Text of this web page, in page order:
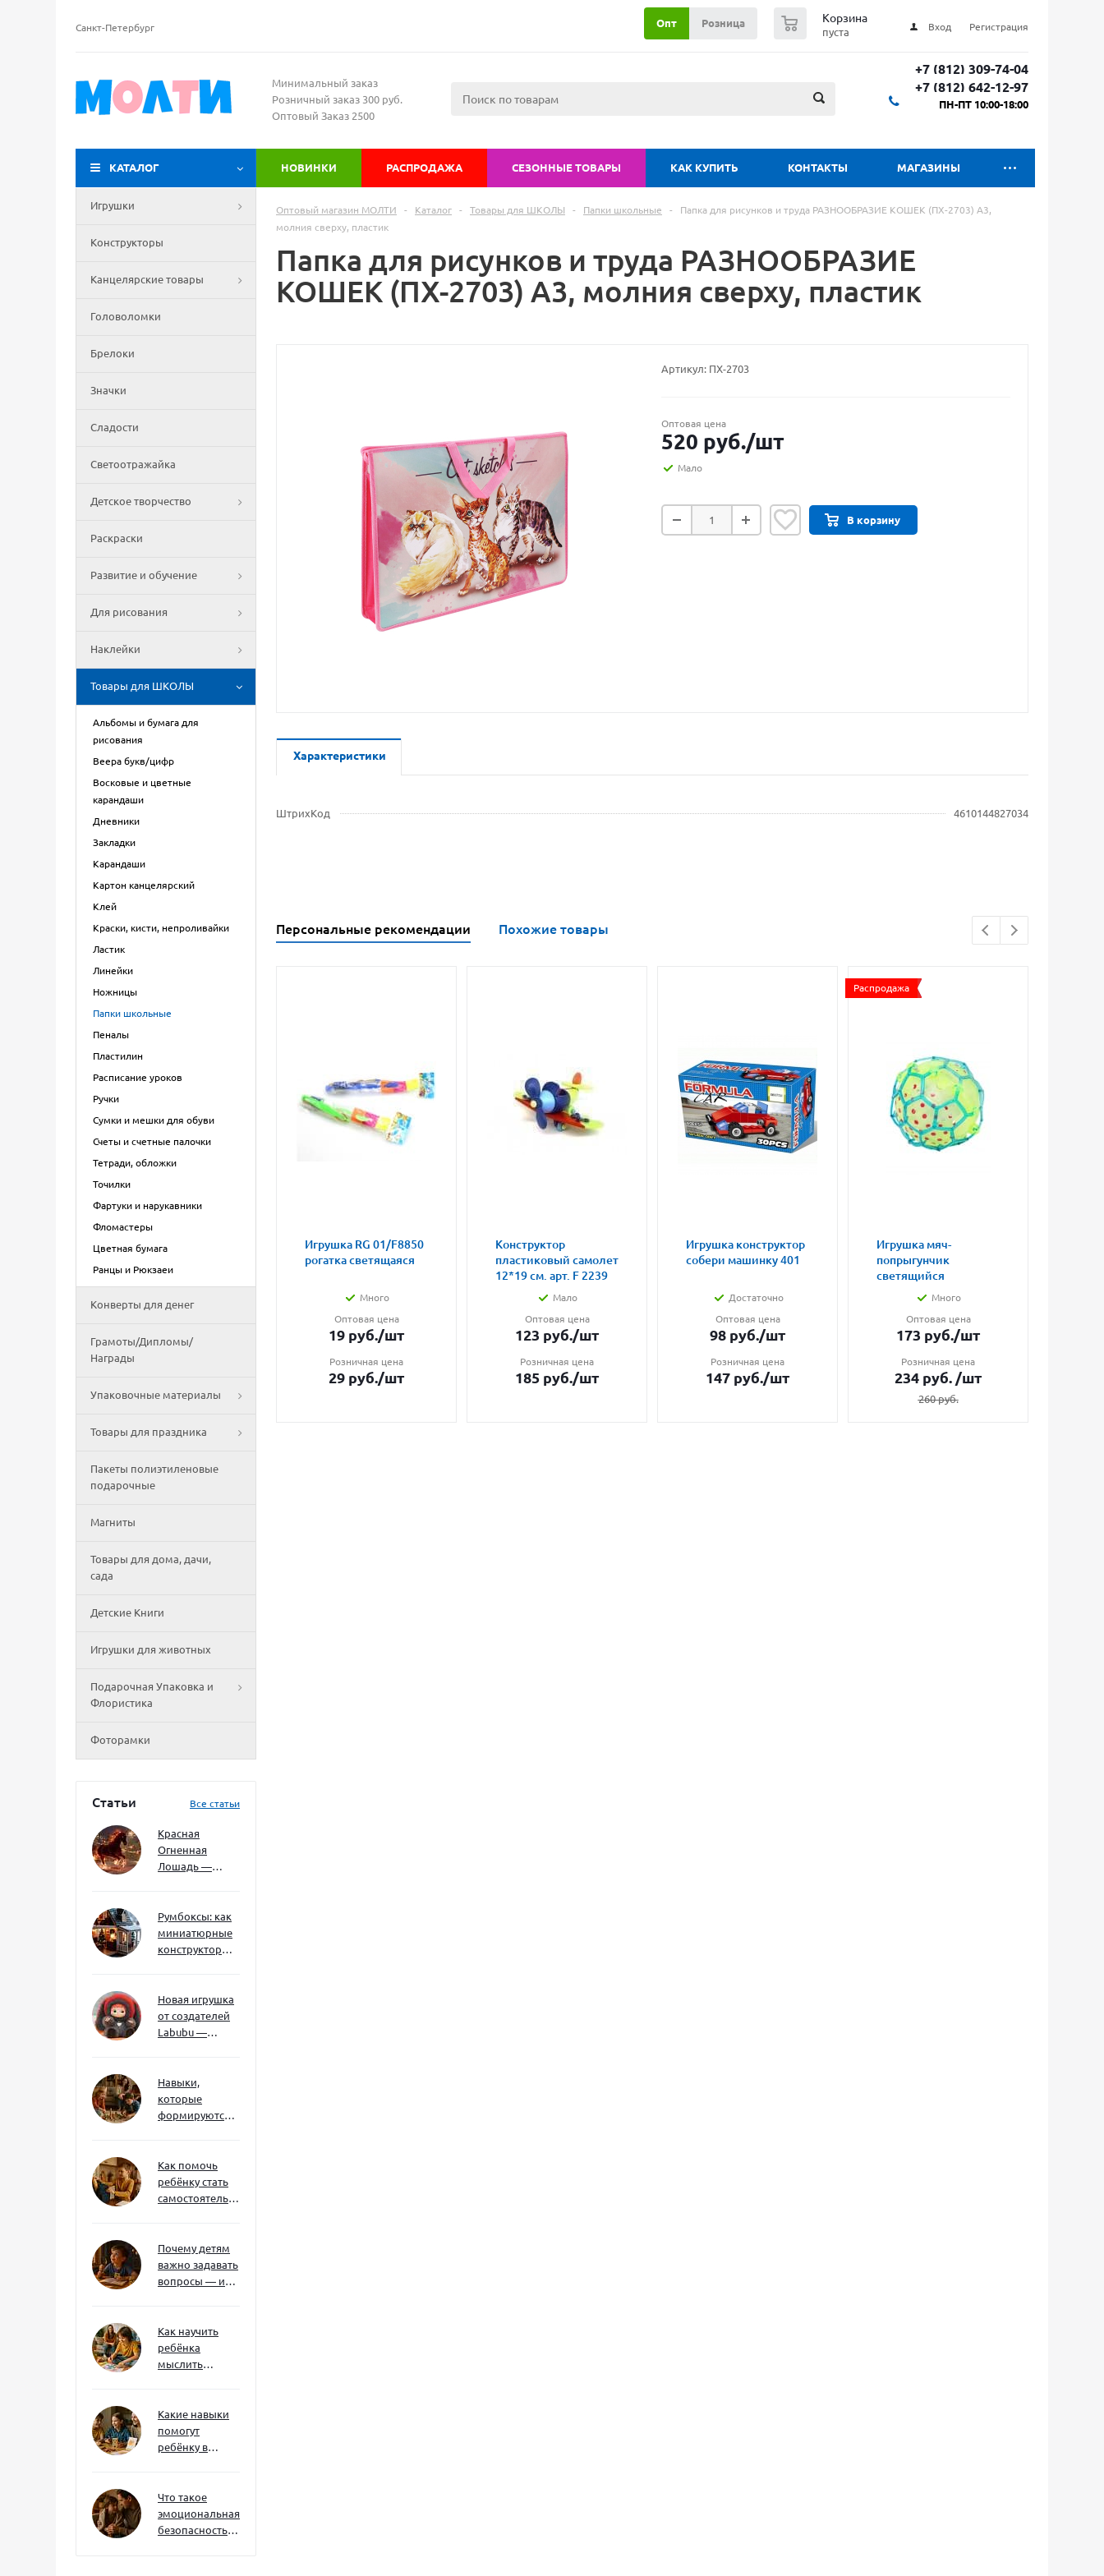
Санкт-Петербург Вход Регистрация
Корзина
пуста
Опт Розница
Минимальный заказ
Розничный заказ 300 руб.
Оптовый Заказ 2500
+7 (812) 309-74-04
+7 (812) 642-12-97
ПН-ПТ 10:00-18:00
КАТАЛОГ НОВИНКИ РАСПРОДАЖА СЕЗОННЫЕ ТОВАРЫ КАК КУПИТЬ КОНТАКТЫ МАГАЗИНЫ
Игрушки
Конструкторы
Канцелярские товары
Головоломки
Брелоки
Значки
Сладости
Светоотражайка
Детское творчество
Раскраски
Развитие и обучение
Для рисования
Наклейки
Товары для ШКОЛЫ
Альбомы и бумага для
рисования
Веера букв/цифр
Восковые и цветные
карандаши
Дневники
Закладки
Карандаши
Картон канцелярский
Клей
Краски, кисти, непроливайки
Ластик
Линейки
Ножницы
Папки школьные
Пеналы
Пластилин
Расписание уроков
Ручки
Сумки и мешки для обуви
Счеты и счетные палочки
Тетради, обложки
Точилки
Фартуки и нарукавники
Фломастеры
Цветная бумага
Ранцы и Рюкзаеи
Конверты для денег
Грамоты/Дипломы/
Награды
Упаковочные материалы
Товары для праздника
Пакеты полиэтиленовые
подарочные
Магниты
Товары для дома, дачи,
сада
Детские Книги
Игрушки для животных
Подарочная Упаковка и
Флористика
Фоторамки
Статьи Все статьи
Красная
Огненная
Лошадь —
ждать и как
подготовиться
Румбоксы: как
миниатюрные
конструкторы
мышление и
внимание к
деталям
Новая игрушка
от создателей
Labubu —
Навыки,
которые
формируются
ребёнка
успешным
Как помочь
ребёнку стать
самостоятельным
Почему детям
важно задавать
вопросы — и
Как научить
ребёнка
мыслить
сложностей
Какие навыки
помогут
ребёнку в
их уже сейчас
Что такое
эмоциональная
безопасность
Оптовый магазин МОЛТИ - Каталог - Товары для ШКОЛЫ - Папки школьные -
Папка для рисунков и труда РАЗНООБРАЗИЕ КОШЕК (ПХ-2703) А3,
молния сверху, пластик
Папка для рисунков и труда РАЗНООБРАЗИЕ
КОШЕК (ПХ-2703) А3, молния сверху, пластик
Артикул: ПХ-2703
Оптовая цена
520 руб./шт
Мало
В корзину
Характеристики
ШтрихКод 4610144827034
Персональные рекомендации Похожие товары
Игрушка RG 01/F8850
рогатка светящаяся
Много
Оптовая цена
19 руб./шт
Розничная цена
29 руб./шт
Конструктор
пластиковый самолет
12*19 см. арт. F 2239
Мало
Оптовая цена
123 руб./шт
Розничная цена
185 руб./шт
Игрушка конструктор
собери машинку 401
Достаточно
Оптовая цена
98 руб./шт
Розничная цена
147 руб./шт
Распродажа
Игрушка мяч-
попрыгунчик
светящийся
Много
Оптовая цена
173 руб./шт
Розничная цена
234 руб. /шт
260руб.